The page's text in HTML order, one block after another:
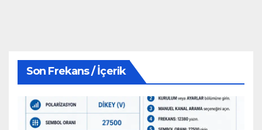
Son Frekans / İçerik